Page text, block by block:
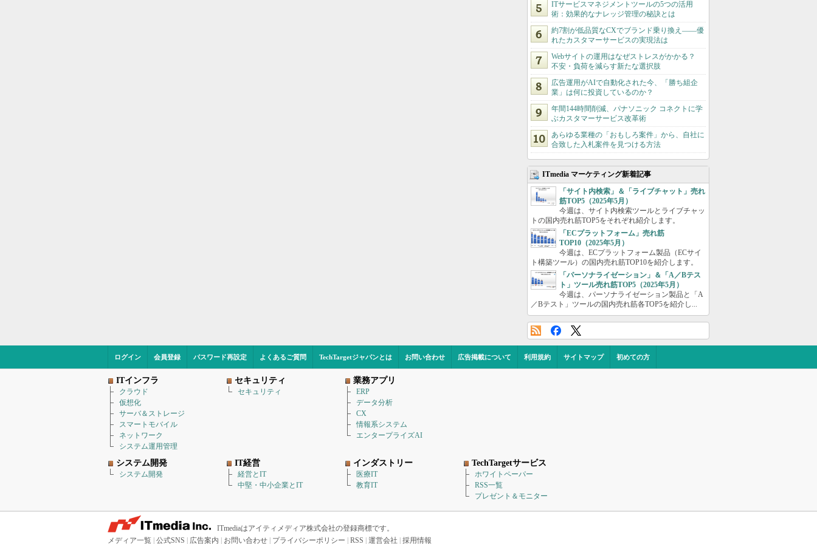
ITサービスマネジメントツールの5つの活用
術：効果的なナレッジ管理の秘訣とは
約7割が低品質なCXでブランド乗り換え――優
れたカスタマーサービスの実現法は
Webサイトの運用はなぜストレスがかかる？
不安・負荷を減らす新たな選択肢
広告運用がAIで自動化された今、「勝ち組企
業」は何に投資しているのか？
年間144時間削減、パナソニック コネクトに学
ぶカスタマーサービス改革術
あらゆる業種の「おもしろ案件」から、自社に
合致した入札案件を見つける方法
ITmedia マーケティング新着記事
「サイト内検索」＆「ライブチャット」売れ
筋TOP5（2025年5月）
今週は、サイト内検索ツールとライブチャッ
トの国内売れ筋TOP5をそれぞれ紹介します。
「ECプラットフォーム」売れ筋
TOP10（2025年5月）
今週は、ECプラットフォーム製品（ECサイ
ト構築ツール）の国内売れ筋TOP10を紹介します。
「パーソナライゼーション」＆「A／Bテス
ト」ツール売れ筋TOP5（2025年5月）
今週は、パーソナライゼーション製品と「A
／Bテスト」ツールの国内売れ筋各TOP5を紹介し...
ログイン 会員登録 パスワード再設定 よくあるご質問 TechTargetジャパンとは お問い合わせ 広告掲載について 利用規約 サイトマップ 初めての方
ITインフラ
クラウド
仮想化
サーバ＆ストレージ
スマートモバイル
ネットワーク
システム運用管理
セキュリティ
セキュリティ
業務アプリ
ERP
データ分析
CX
情報系システム
エンタープライズAI
システム開発
システム開発
IT経営
経営とIT
中堅・中小企業とIT
インダストリー
医療IT
教育IT
TechTargetサービス
ホワイトペーパー
RSS一覧
プレゼント＆モニター
ITmediaはアイティメディア株式会社の登録商標です。
メディア一覧 公式SNS 広告案内 お問い合わせ プライバシーポリシー RSS 運営会社 採用情報